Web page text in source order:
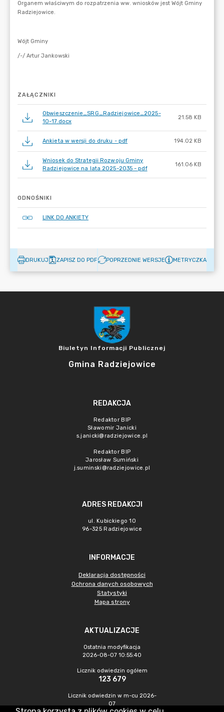
ZAŁĄCZNIKI
Obwieszczenie_SRG_Radziejowice_2025-
10-17.docx
21.58 KB
Ankieta w wersji do druku - pdf 194.02 KB
Wniosek do Strategii Rozwoju Gminy
Radziejowice na lata 2025-2035 - pdf
161.06 KB
ODNOŚNIKI
LINK DO ANKIETY
DRUKUJ ZAPISZ DO PDF POPRZEDNIE WERSJE METRYCZKA
Biuletyn Informacji Publicznej
Gmina Radziejowice
REDAKCJA
Redaktor BIP
Sławomir Janicki
s.janicki@radziejowice.pl
Redaktor BIP
Jarosław Sumiński
j.suminski@radziejowice.pl
ADRES REDAKCJI
ul. Kubickiego 10
96-325 Radziejowice
INFORMACJE
Deklaracja dostępności
Ochrona danych osobowych
Statystyki
Mapa strony
AKTUALIZACJE
Ostatnia modyfikacja
2026-08-07 10:55:40
Licznik odwiedzin ogółem
123 679
Licznik odwiedzin w m-cu 2026-
07